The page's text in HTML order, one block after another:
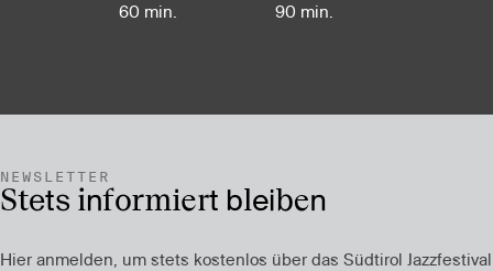
60 min.
90 min.
NEWSLETTER
Stets informiert bleiben
Hier anmelden, um stets kostenlos über das Südtirol Jazzfestival